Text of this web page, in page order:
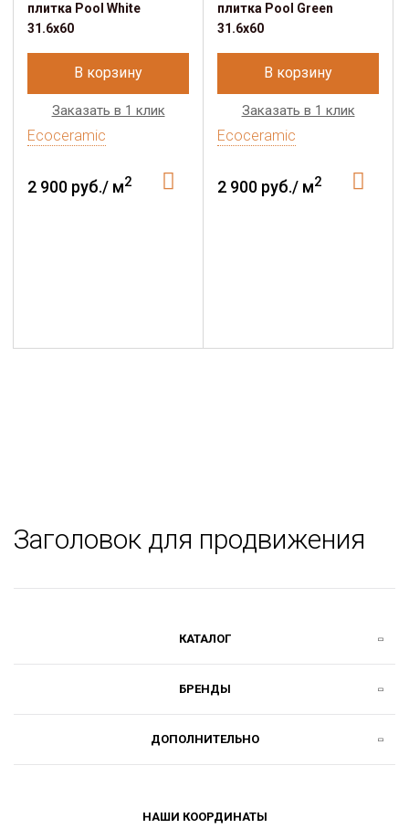
плитка Pool White
31.6x60
В корзину
Заказать в 1 клик
Ecoceramic
2 900 руб./ м2
плитка Pool Green
31.6x60
В корзину
Заказать в 1 клик
Ecoceramic
2 900 руб./ м2
Заголовок для продвижения
КАТАЛОГ
БРЕНДЫ
ДОПОЛНИТЕЛЬНО
НАШИ КООРДИНАТЫ